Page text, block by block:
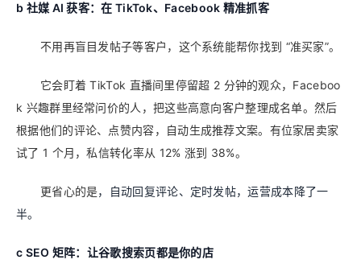
b 社媒 AI 获客：在 TikTok、Facebook 精准抓客
不用再盲目发帖子等客户，这个系统能帮你找到 “准买家”。
它会盯着 TikTok 直播间里停留超 2 分钟的观众，Faceboo
k 兴趣群里经常问价的人，把这些高意向客户整理成名单。然后
根据他们的评论、点赞内容，自动生成推荐文案。有位家居卖家
试了 1 个月，私信转化率从 12% 涨到 38%。
更省心的是，自动回复评论、定时发帖，运营成本降了一
半。
c SEO 矩阵：让谷歌搜索页都是你的店